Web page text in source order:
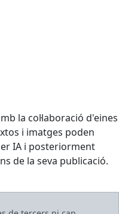
la col·laboració d'eines
i imatges poden
IA i posteriorment
de la seva publicació.